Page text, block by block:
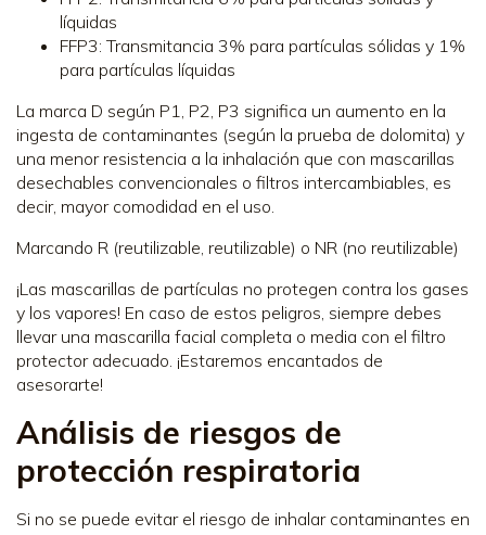
líquidas
FFP3: Transmitancia 3% para partículas sólidas y 1%
para partículas líquidas
La marca D según P1, P2, P3 significa un aumento en la
ingesta de contaminantes (según la prueba de dolomita) y
una menor resistencia a la inhalación que con mascarillas
desechables convencionales o filtros intercambiables, es
decir, mayor comodidad en el uso.
Marcando R (reutilizable, reutilizable) o NR (no reutilizable)
¡Las mascarillas de partículas no protegen contra los gases
y los vapores! En caso de estos peligros, siempre debes
llevar una mascarilla facial completa o media con el filtro
protector adecuado. ¡Estaremos encantados de
asesorarte!
Análisis de riesgos de
protección respiratoria
Si no se puede evitar el riesgo de inhalar contaminantes en